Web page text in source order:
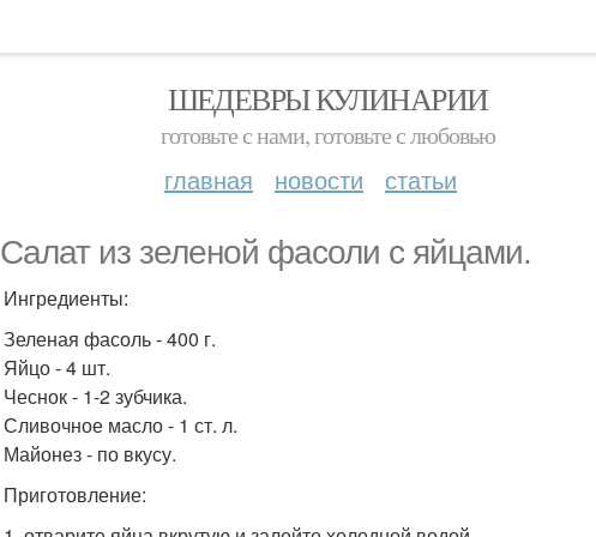
ШЕДЕВРЫ КУЛИНАРИИ
готовьте с нами, готовьте с любовью
главная новости статьи
Салат из зеленой фасоли с яйцами.
Ингредиенты:
Зеленая фасоль - 400 г.
Яйцо - 4 шт.
Чеснок - 1-2 зубчика.
Сливочное масло - 1 ст. л.
Майонез - по вкусу.
Приготовление: